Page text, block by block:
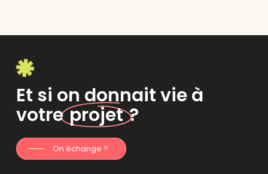
Et si on donnait vie à
votreprojet?
On échange ?